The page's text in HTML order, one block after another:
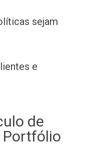
sejam
e
de